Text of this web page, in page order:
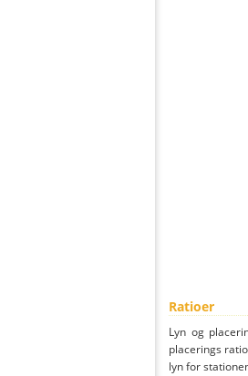
Ratioer
Lyn og
placerings
lyn for